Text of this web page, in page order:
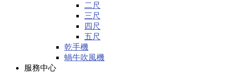
二尺
三尺
四尺
五尺
乾手機
蝸牛吹風機
服務中心